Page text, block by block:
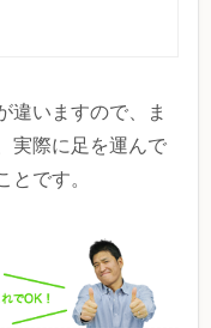
違いますので、ま
実際に足を運んで
とです。